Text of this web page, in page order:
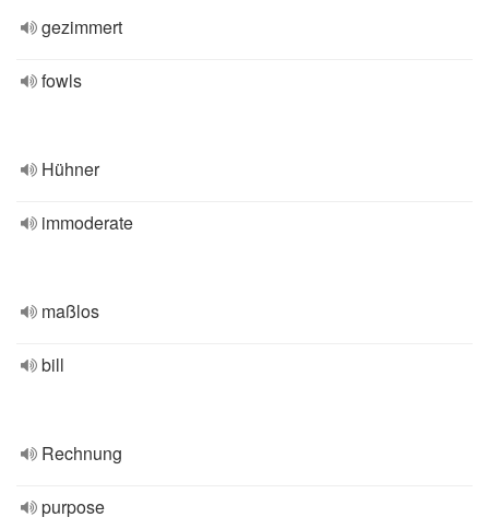
gezimmert
fowls
Hühner
immoderate
maßlos
bill
Rechnung
purpose